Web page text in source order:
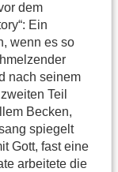
dem
Ein
wenn es so
nach seinem
Teil
Becken,
spiegelt
Gott, fast eine
arbeitete die